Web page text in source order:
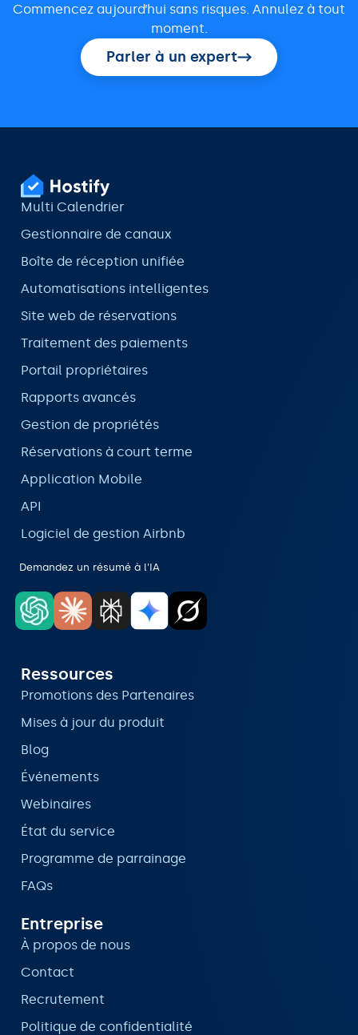
Commencez aujourd’hui sans risques. Annulez à tout
moment.
Parler à un expert
Multi Calendrier
Gestionnaire de canaux
Boîte de réception unifiée
Automatisations intelligentes
Site web de réservations
Traitement des paiements
Portail propriétaires
Rapports avancés
Gestion de propriétés
Réservations à court terme
Application Mobile
API
Logiciel de gestion Airbnb
Demandez un résumé à l'IA
Ressources
Promotions des Partenaires
Mises à jour du produit
Blog
Événements
Webinaires
État du service
Programme de parrainage
FAQs
Entreprise
À propos de nous
Contact
Recrutement
Politique de confidentialité